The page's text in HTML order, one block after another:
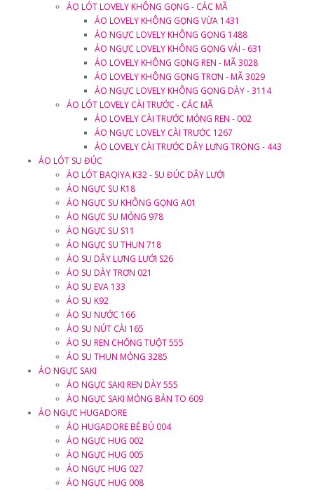
ÁO LÓT LOVELY KHÔNG GỌNG - CÁC MÃ
ÁO LOVELY KHÔNG GỌNG VỪA 1431
ÁO NGỰC LOVELY KHÔNG GỌNG 1488
ÁO NGỰC LOVELY KHÔNG GỌNG VẢI - 631
ÁO LOVELY KHÔNG GỌNG REN - MÃ 3028
ÁO LOVELY KHÔNG GỌNG TRƠN - MÃ 3029
ÁO NGỰC LOVELY KHÔNG GỌNG DÀY - 3114
ÁO LÓT LOVELY CÀI TRƯỚC - CÁC MÃ
ÁO LOVELY CÀI TRƯỚC MỎNG REN - 002
ÁO NGỰC LOVELY CÀI TRƯỚC 1267
ÁO LOVELY CÀI TRƯỚC DÂY LƯNG TRONG - 443
ÁO LÓT SU ĐÚC
ÁO LÓT BAQIYA K32 - SU ĐÚC DÂY LƯỚI
ÁO NGỰC SU K18
ÁO NGỰC SU KHÔNG GỌNG A01
ÁO NGỰC SU MỎNG 978
ÁO NGỰC SU S11
ÁO NGỰC SU THUN 718
ÁO SU DÂY LƯNG LƯỚI S26
ÁO SU DÀY TRƠN 021
ÁO SU EVA 133
ÁO SU K92
ÁO SU NƯỚC 166
ÁO SU NÚT CÀI 165
ÁO SU REN CHỐNG TUỘT 555
ÁO SU THUN MỎNG 3285
ÁO NGỰC SAKI
ÁO NGỰC SAKI REN DÀY 555
ÁO NGỰC SAKI MỎNG BẢN TO 609
ÁO NGỰC HUGADORE
ÁO HUGADORE BÉ BÚ 004
ÁO NGỰC HUG 002
ÁO NGỰC HUG 005
ÁO NGỰC HUG 027
ÁO NGỰC HUG 008